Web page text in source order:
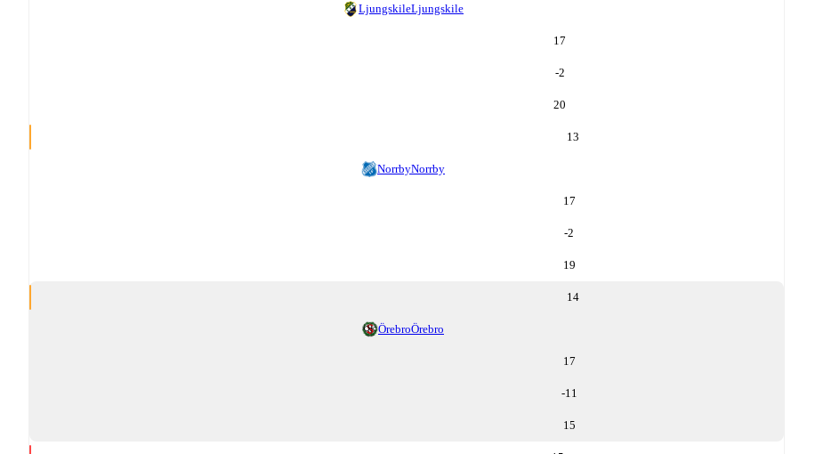
LjungskileLjungskile
17
-2
20
13
NorrbyNorrby
17
-2
19
14
ÖrebroÖrebro
17
-11
15